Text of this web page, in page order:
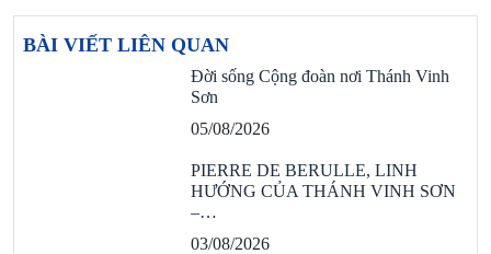
BÀI VIẾT LIÊN QUAN
Đời sống Cộng đoàn nơi Thánh Vinh
Sơn
05/08/2026
PIERRE DE BERULLE, LINH
HƯỚNG CỦA THÁNH VINH SƠN
–…
03/08/2026